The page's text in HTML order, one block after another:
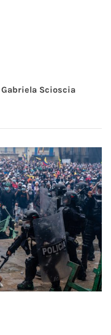
Gabriela Scioscia